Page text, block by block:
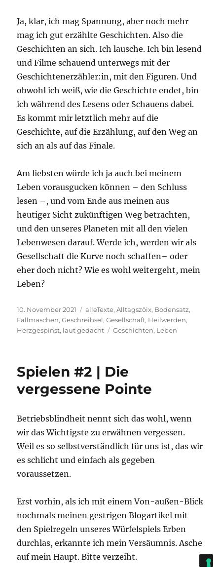
Ja, klar, ich mag Spannung, aber noch mehr
mag ich gut erzählte Geschichten. Also die
Geschichten an sich. Ich lausche. Ich bin lesend
und Filme schauend unterwegs mit der
Geschichtenerzähler:in, mit den Figuren. Und
obwohl ich weiß, wie die Geschichte endet, bin
ich während des Lesens oder Schauens dabei.
Es kommt mir letztlich mehr auf die
Geschichte, auf die Erzählung, auf den Weg an
sich an als auf das Finale.
Am liebsten würde ich ja auch bei meinem
Leben vorausgucken können – den Schluss
lesen –, und vom Ende aus meinen aus
heutiger Sicht zukünftigen Weg betrachten,
und den unseres Planeten mit all den vielen
Lebenwesen darauf. Werde ich, werden wir als
Gesellschaft die Kurve noch schaffen– oder
eher doch nicht? Wie es wohl weitergeht, mein
Leben?
Veröffentlicht
am
10. November 2021 Kategorien
alleTexte,Alltagszöix, Bodensatz,
Fallmaschen,Geschreibsel,Gesellschaft, Heilwerden,
Herzgespinst, laut gedacht Schlagwörter
Geschichten, Leben
Spielen #2 | Die
vergessene Pointe
Betriebsblindheit nennt sich das wohl, wenn
wir das Wichtigste zu erwähnen vergessen.
Weil es so selbstverständlich für uns ist, das wir
es schlicht und einfach als gegeben
voraussetzen.
Erst vorhin, als ich mit einem Von-außen-Blick
nochmals meinen gestrigen Blogartikel mit
den Spielregeln unseres Würfelspiels Erben
durchlas, erkannte ich mein Versäumnis. Asche
auf mein Haupt. Bitte verzeiht.